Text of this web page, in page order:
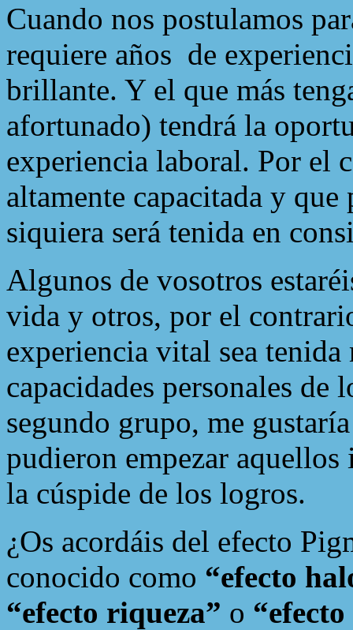
Cuando nos postulamos
requiere años de
brillante. Y el que más
afortunado) tendrá la
experiencia laboral. Por el
altamente capacitada y
siquiera será tenida en
Algunos de vosotros
vida y otros, por el
experiencia vital sea tenida
capacidades personales
segundo grupo, me
pudieron empezar
la cúspide de los logros.
¿Os acordáis del efecto
conocido como “efecto
“efecto riqueza” o